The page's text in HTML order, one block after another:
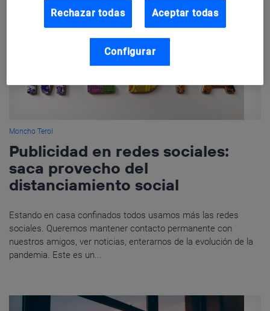
Moncho Terol
Publicidad en redes sociales:
saca provecho del
distanciamiento social
Estando en casa confinados todos usamos más las redes
sociales. Queremos mantener contacto permanente con
nuestros amigos, ver noticias, enterarnos de la evolución de la
pandemia. Este es un...
Rechazar todas Aceptar todas
Configurar